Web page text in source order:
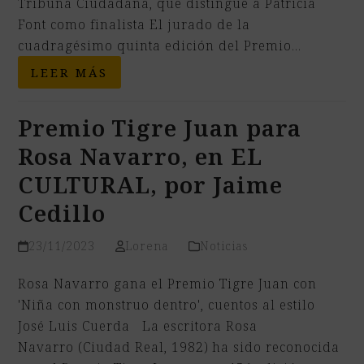
Font como finalista El jurado de la
cuadragésimo quinta edición del Premio…
LEER MÁS
Premio Tigre Juan para
Rosa Navarro, en EL
CULTURAL, por Jaime
Cedillo
23/11/2023 Lorena Noticias
Rosa Navarro gana el Premio Tigre Juan con
'Niña con monstruo dentro', cuentos al estilo
José Luis Cuerda La escritora Rosa
Navarro (Ciudad Real, 1982) ha sido reconocida